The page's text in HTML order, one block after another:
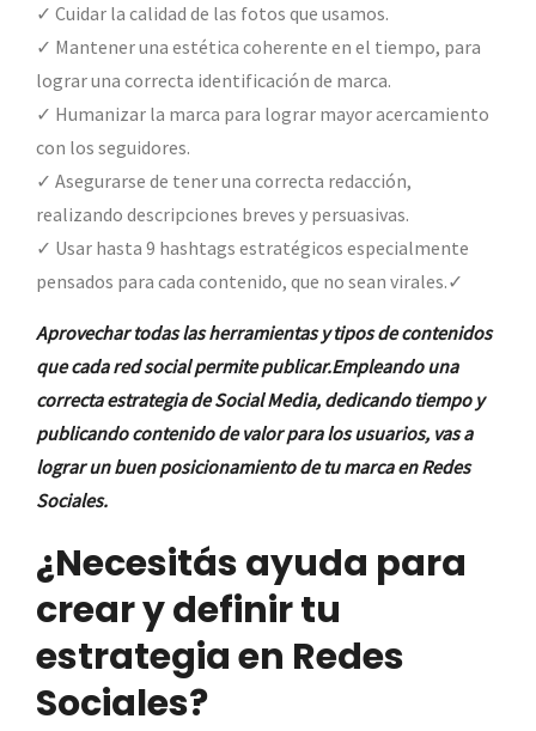
✓ Cuidar la calidad de las fotos que usamos.
✓ Mantener una estética coherente en el tiempo, para
lograr una correcta identificación de marca.
✓ Humanizar la marca para lograr mayor acercamiento
con los seguidores.
✓ Asegurarse de tener una correcta redacción,
realizando descripciones breves y persuasivas.
✓ Usar hasta 9 hashtags estratégicos especialmente
pensados para cada contenido, que no sean virales.✓
Aprovechar todas las herramientas y tipos de contenidos
que cada red social permite publicar.Empleando una
correcta estrategia de Social Media, dedicando tiempo y
publicando contenido de valor para los usuarios, vas a
lograr un buen posicionamiento de tu marca en Redes
Sociales.
¿Necesitás ayuda para
crear y definir tu
estrategia en Redes
Sociales?